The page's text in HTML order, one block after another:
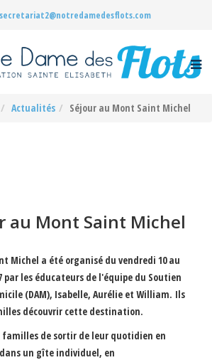
secretariat2@notredamedesflots.com
Actualités Séjour au Mont Saint Michel
au Mont Saint Michel
Michel a été organisé du vendredi 10 au
par les éducateurs de l'équipe du Soutien
(DAM), Isabelle, Aurélie et William. Ils
découvrir cette destination.
familles de sortir de leur quotidien en
un gîte individuel, en